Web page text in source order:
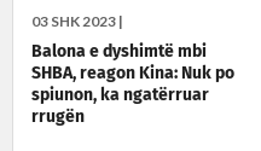
03 SHK 2023 |
Balona e dyshimtë mbi
SHBA, reagon Kina: Nuk po
spiunon, ka ngatërruar
rrugën